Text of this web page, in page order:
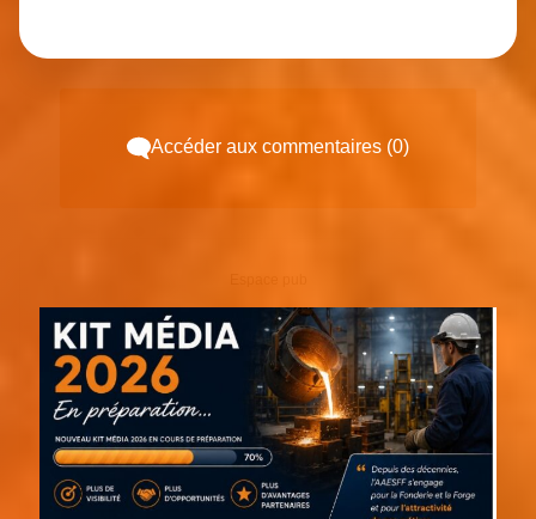
Accéder aux commentaires (0)